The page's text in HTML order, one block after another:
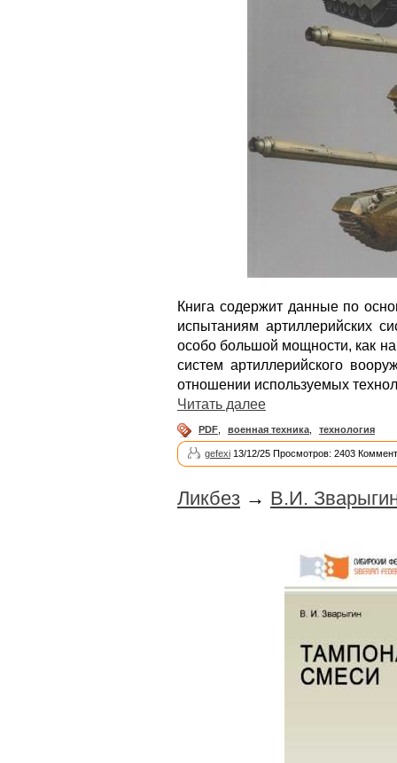
Книга содержит данные по
испытаниям артиллерийских
особо большой мощности, как
систем артиллерийского
отношении используемых
Читать далее
PDF военная техника технология
gefexi 13/12/25 Просмотров: 2403
Ликбез → В.И.